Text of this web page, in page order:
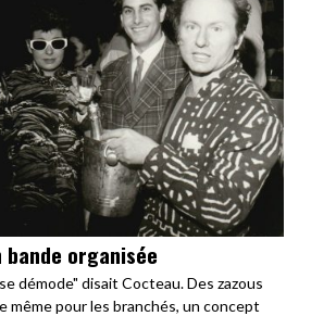
bande organisée
démode" disait Cocteau. Des zazous
même pour les branchés, un concept